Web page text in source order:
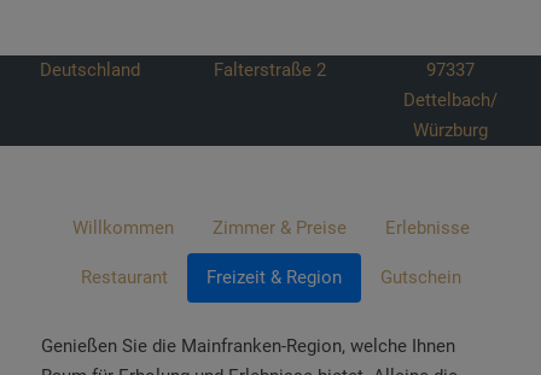
Deutschland Falterstraße 2
97337
Dettelbach/
Würzburg
Willkommen Zimmer & Preise Erlebnisse
Restaurant Freizeit & Region Gutschein
Genießen Sie die Mainfranken-Region, welche Ihnen